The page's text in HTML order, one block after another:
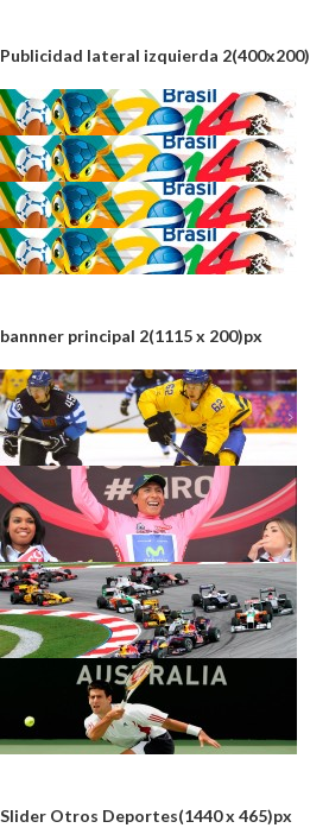
Publicidad lateral izquierda 2(400x200)
bannner principal 2(1115 x 200)px
Slider Otros Deportes(1440 x 465)px